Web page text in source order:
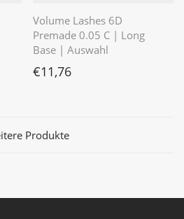
Volume Lashes 6D
Premade 0.05 C | Long
Base | Auswahl
€11,76
Produkte